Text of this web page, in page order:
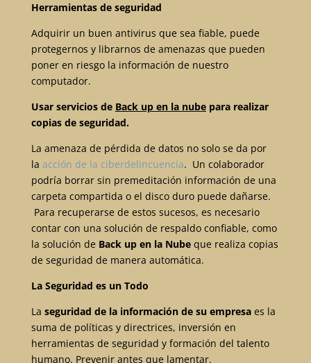
Herramientas de seguridad
Adquirir un buen antivirus que sea fiable, puede
protegernos y librarnos de amenazas que pueden
poner en riesgo la información de nuestro
computador.
Usar servicios de Back up en la nubepara realizar
copias de seguridad.
La amenaza de pérdida de datos no solo se da por
la acción de la ciberdelincuencia. Un colaborador
podría borrar sin premeditación información de una
carpeta compartida o el disco duro puede dañarse.
Para recuperarse de estos sucesos, es necesario
contar con una solución de respaldo confiable, como
la solución de Back up en la Nubeque realiza copias
de seguridad de manera automática.
La Seguridad es un Todo
La seguridad de la información de su empresaes la
suma de políticas y directrices, inversión en
herramientas de seguridad y formación del talento
humano. Prevenir antes que lamentar.